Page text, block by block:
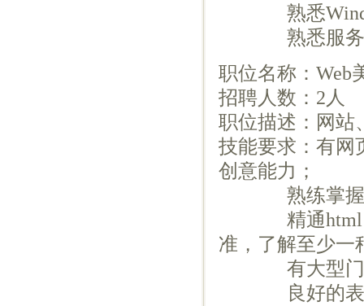
熟悉
熟悉服务器
职位名称：Web
招聘人数：2人
职位描述：网站
技能要求：有网
创意能力；
熟练掌握网
精通html、
准，了解至少一
有大型门户
良好的表达